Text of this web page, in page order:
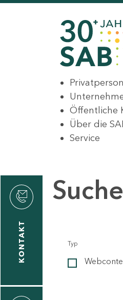
Öffentliche
Über die
Service
KONTAKT
Suche
Typ